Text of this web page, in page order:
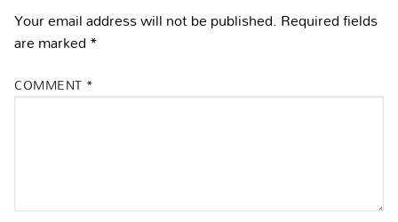
Your email address will not be published. Required fields
are marked*
COMMENT *